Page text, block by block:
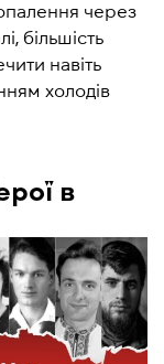
через
більшість
навіть
холодів
в